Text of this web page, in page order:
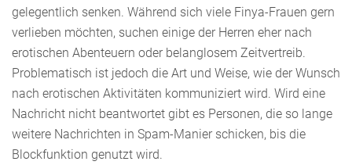
gelegentlich senken. Während sich viele Finya-Frauen gern
verlieben möchten, suchen einige der Herren eher nach
erotischen Abenteuern oder belanglosem Zeitvertreib.
Problematisch ist jedoch die Art und Weise, wie der Wunsch
nach erotischen Aktivitäten kommuniziert wird. Wird eine
Nachricht nicht beantwortet gibt es Personen, die so lange
weitere Nachrichten in Spam-Manier schicken, bis die
Blockfunktion genutzt wird.